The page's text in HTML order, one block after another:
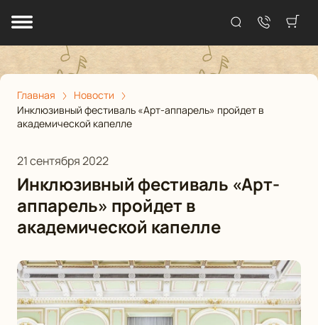
Главная
Новости
Инклюзивный фестиваль «Арт-аппарель» пройдет в
академической капелле
21 сентября 2022
Инклюзивный фестиваль «Арт-
аппарель» пройдет в
академической капелле